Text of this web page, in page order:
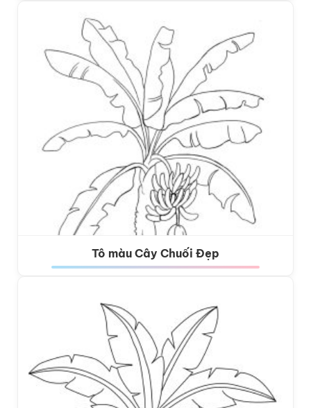
Tô màu Cây Chuối Đẹp